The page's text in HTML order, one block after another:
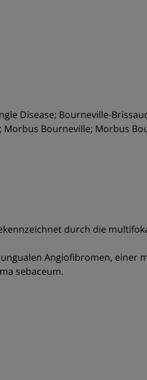
Disease; Bourneville-
Bourneville; Morbus
durch die
Angiofibromen, einer
sebaceum.